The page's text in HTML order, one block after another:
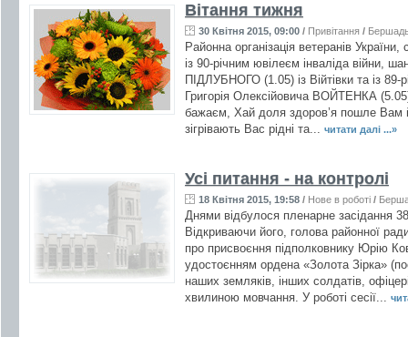
Вітання тижня
30 Квітня 2015, 09:00 / Привітання /
Районна організація ветеранів України,
із 90-річним ювілеєм інваліда війни,
ПІДЛУБНОГО (1.05) із Війтівки та із 89-
Григорія Олексійовича ВОЙТЕНКА
бажаєм, Хай доля здоров’я пошле Вам
зігрівають Вас рідні та... читати далі ...»
Усі питання - на контролі
18 Квітня 2015, 19:58 / Нове в роботі /
Днями відбулося пленарне засідання
Відкриваючи його, голова районної
про присвоєння підполковнику Юрію
удостоєнням ордена «Золота Зірка»
наших земляків, інших солдатів,
хвилиною мовчання. У роботі сесії...